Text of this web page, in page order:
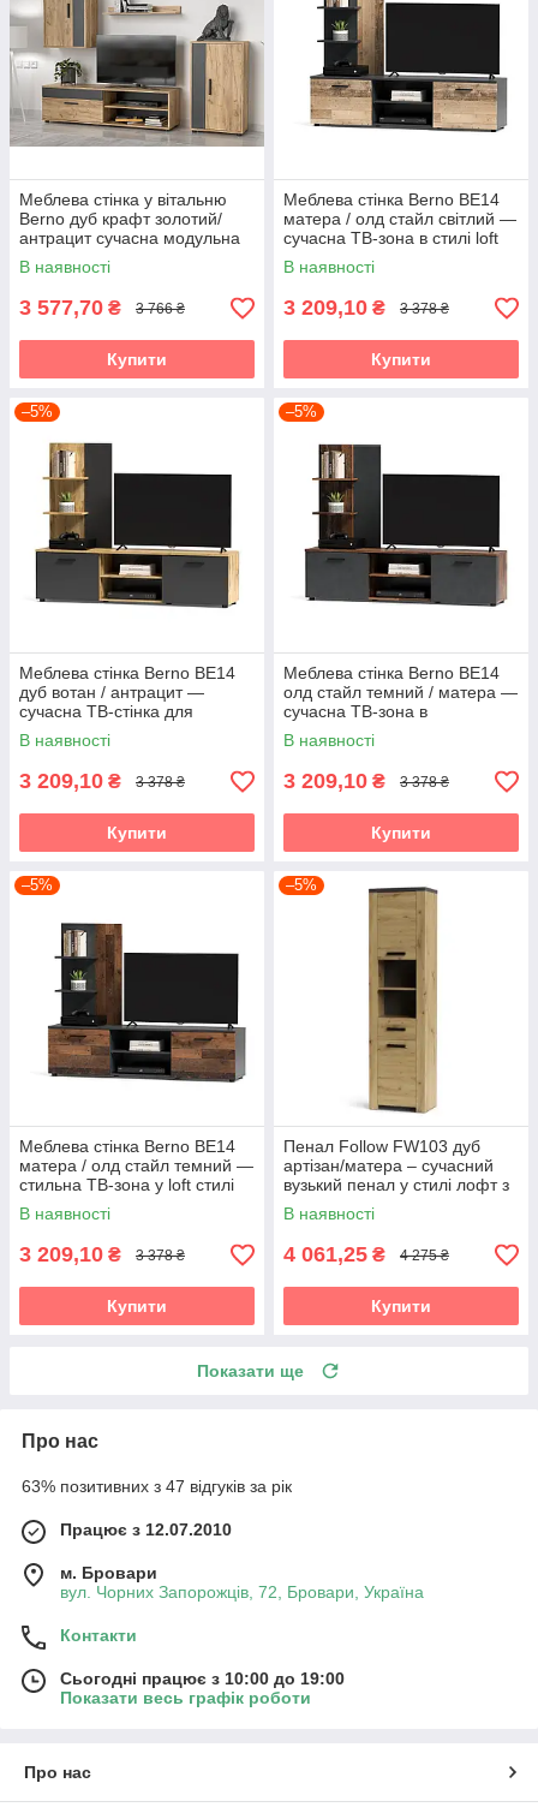
Меблева стінка у вітальню
Berno дуб крафт золотий/
антрацит сучасна модульна
система під телевізор Accord
В наявності
3 577,70 ₴ 3 766 ₴
Купити
Меблева стінка Berno BE14
матера / олд стайл світлий —
сучасна ТВ-зона в стилі loft
Accord
В наявності
3 209,10 ₴ 3 378 ₴
Купити
–5%
Меблева стінка Berno BE14
дуб вотан / антрацит —
сучасна ТВ-стінка для
вітальні Accord
В наявності
3 209,10 ₴ 3 378 ₴
Купити
–5%
Меблева стінка Berno BE14
олд стайл темний / матера —
сучасна ТВ-зона в
індустріальному стилі Accord
В наявності
3 209,10 ₴ 3 378 ₴
Купити
–5%
Меблева стінка Berno BE14
матера / олд стайл темний —
стильна ТВ-зона у loft стилі
Accord
В наявності
3 209,10 ₴ 3 378 ₴
Купити
–5%
Пенал Follow FW103 дуб
артізан/матера – сучасний
вузький пенал у стилі лофт з
відкритими полицями Accord
В наявності
4 061,25 ₴ 4 275 ₴
Купити
Показати ще
Про нас
63% позитивних з 47 відгуків за рік
Працює з 12.07.2010
м. Бровари
вул. Чорних Запорожців, 72, Бровари, Україна
Контакти
Сьогодні працює з 10:00 до 19:00
Показати весь графік роботи
Про нас